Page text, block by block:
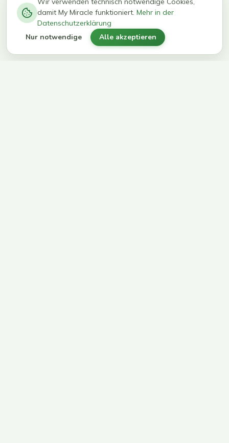
kg in 12
Wochen
erreichen
ihr Ziel
damit My Miracle funktioniert. Mehr in der
Datenschutzerklärung
Nur notwendige Alle akzeptieren